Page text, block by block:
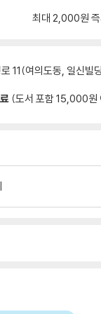
최대 2,000원
11(여의도동, 일신빌
(도서 포함 15,000원